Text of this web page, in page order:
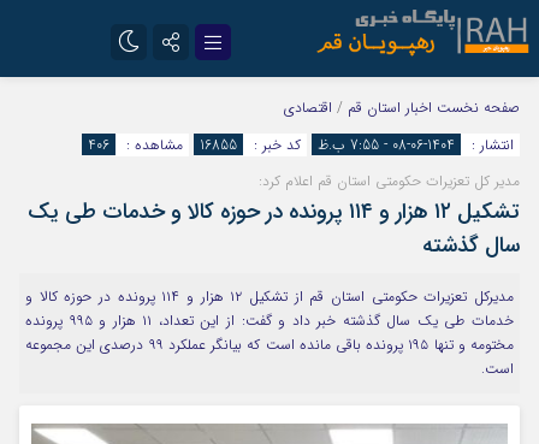
تلگرام
ایتا
صفحه نخست اخبار استان قم / اقتصادی
انتشار :
1404-06-08 - 7:55 ب.ظ کد خبر : 16855 مشاهده :
406
مدیر کل تعزیرات حکومتی استان قم اعلام کرد:
تشکیل ۱۲ هزار و ۱۱۴ پرونده در حوزه کالا و خدمات طی یک
سال گذشته
مدیرکل تعزیرات حکومتی استان قم از تشکیل ۱۲ هزار و ۱۱۴ پرونده در حوزه کالا و
خدمات طی یک سال گذشته خبر داد و گفت: از این تعداد، ۱۱ هزار و ۹۹۵ پرونده
مختومه و تنها ۱۹۵ پرونده باقی مانده است که بیانگر عملکرد ۹۹ درصدی این مجموعه
است.